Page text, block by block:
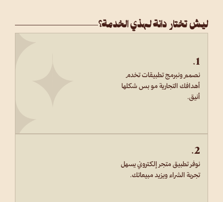
ليش تختار دانة لهذي الخدمة؟
1.
نصمم ونبرمج تطبيقات تخدم
أهدافك التجارية مو بس شكلها
أنيق.
2.
نوفر تطبيق متجر إلكتروني يسهل
تجربة الشراء ويزيد مبيعاتك.